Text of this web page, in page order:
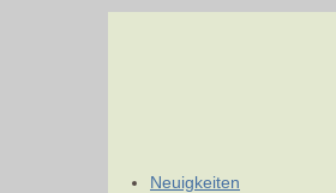
Neuigkeiten